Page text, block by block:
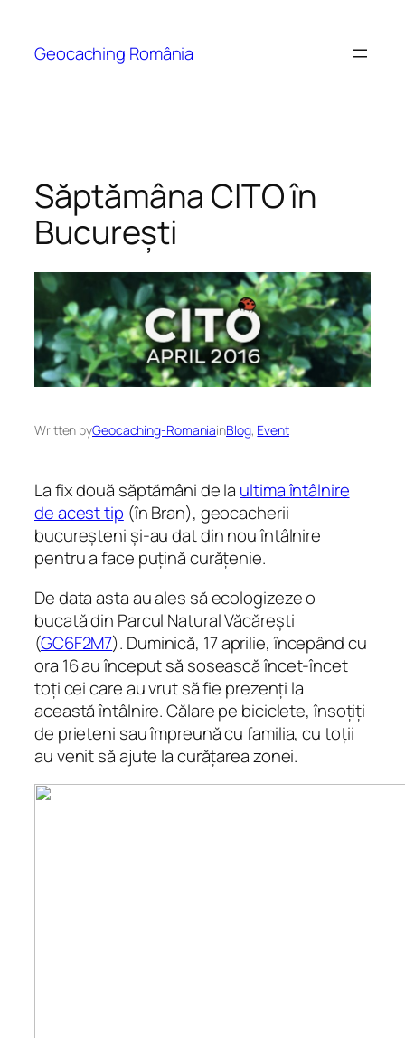
content
Geocaching România
Săptămâna CITO în
București
Written byGeocaching-RomaniainBlog, Event
La fix două săptămâni de la ultima întâlnire
de acest tip (în Bran), geocacherii
bucureșteni și-au dat din nou întâlnire
pentru a face puțină curățenie.
De data asta au ales să ecologizeze o
bucată din Parcul Natural Văcărești
(GC6F2M7). Duminică, 17 aprilie, începând cu
ora 16 au început să sosească încet-încet
toți cei care au vrut să fie prezenți la
această întâlnire. Călare pe biciclete, însoțiți
de prieteni sau împreună cu familia, cu toții
au venit să ajute la curățarea zonei.